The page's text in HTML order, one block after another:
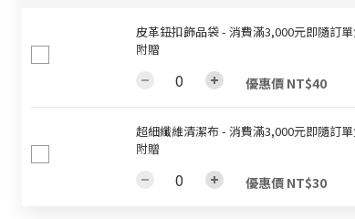
皮革鈕扣飾品袋 - 消費滿3,000元即隨訂
附贈
優惠價 NT$40
超細纖維清潔布 - 消費滿3,000元即隨訂
附贈
優惠價 NT$30